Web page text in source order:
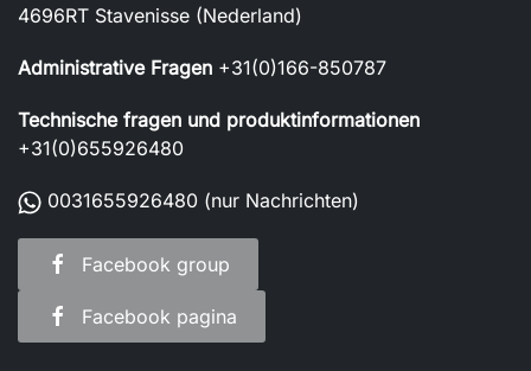
4696RT Stavenisse (Nederland)
Administrative Fragen +31(0)166-850787
Technische fragen und produktinformationen
+31(0)655926480
0031655926480 (nur Nachrichten)
Facebook group
Facebook pagina